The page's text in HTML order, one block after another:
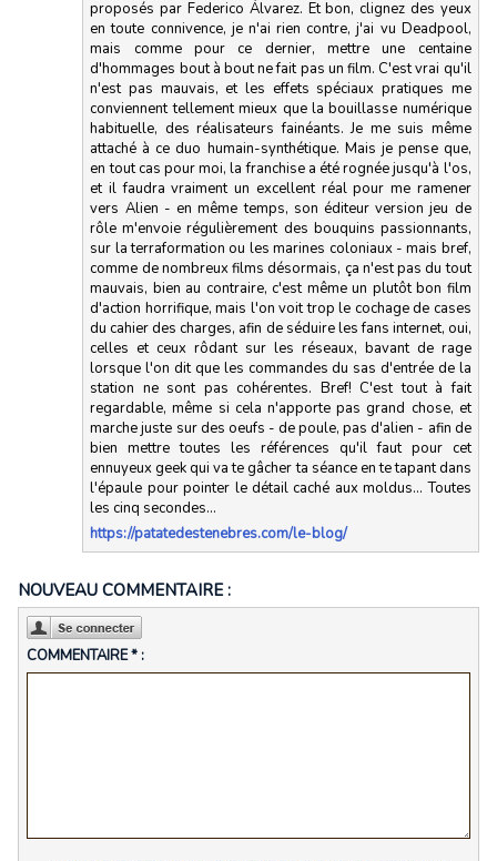
proposés par Federico Álvarez. Et bon, clignez des yeux
en toute connivence, je n'ai rien contre, j'ai vu Deadpool,
mais comme pour ce dernier, mettre une centaine
d'hommages bout à bout ne fait pas un film. C'est vrai qu'il
n'est pas mauvais, et les effets spéciaux pratiques me
conviennent tellement mieux que la bouillasse numérique
habituelle, des réalisateurs fainéants. Je me suis même
attaché à ce duo humain-synthétique. Mais je pense que,
en tout cas pour moi, la franchise a été rognée jusqu'à l'os,
et il faudra vraiment un excellent réal pour me ramener
vers Alien - en même temps, son éditeur version jeu de
rôle m'envoie régulièrement des bouquins passionnants,
sur la terraformation ou les marines coloniaux - mais bref,
comme de nombreux films désormais, ça n'est pas du tout
mauvais, bien au contraire, c'est même un plutôt bon film
d'action horrifique, mais l'on voit trop le cochage de cases
du cahier des charges, afin de séduire les fans internet, oui,
celles et ceux rôdant sur les réseaux, bavant de rage
lorsque l'on dit que les commandes du sas d'entrée de la
station ne sont pas cohérentes. Bref! C'est tout à fait
regardable, même si cela n'apporte pas grand chose, et
marche juste sur des oeufs - de poule, pas d'alien - afin de
bien mettre toutes les références qu'il faut pour cet
ennuyeux geek qui va te gâcher ta séance en te tapant dans
l'épaule pour pointer le détail caché aux moldus... Toutes
les cinq secondes...
https://patatedestenebres.com/le-blog/
NOUVEAU COMMENTAIRE :
COMMENTAIRE * :